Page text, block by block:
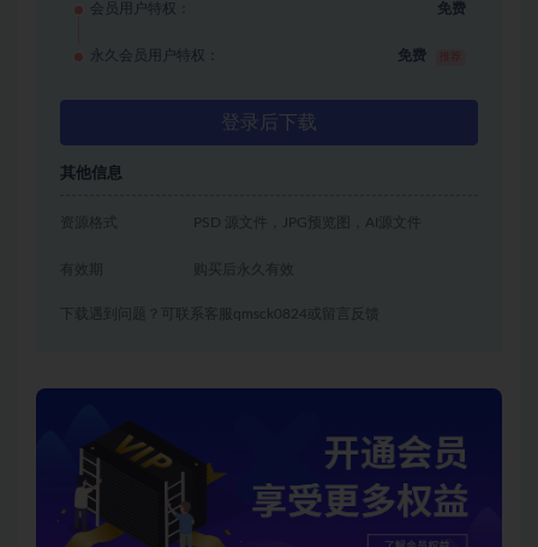
会员用户特权： 免费
永久会员用户特权： 免费
登录后下载
其他信息
资源格式 PSD 源文件，JPG预览图，AI源文件
有效期 购买后永久有效
下载遇到问题？可联系客服qmsck0824或留言反馈